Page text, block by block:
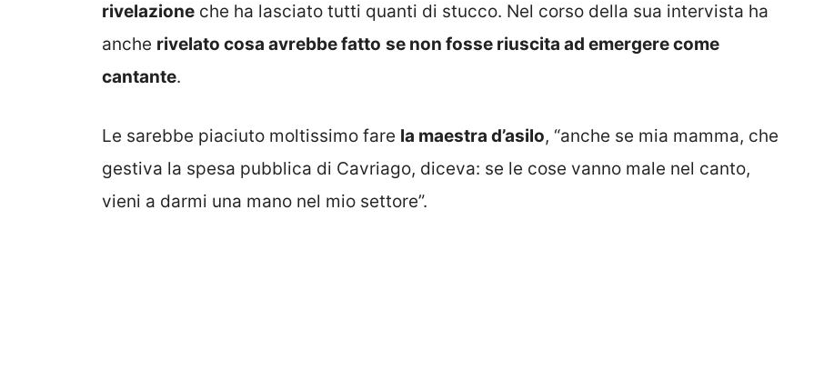
rivelazione che ha lasciato tutti quanti di stucco. Nel corso della sua intervista ha
anche rivelato cosa avrebbe fatto se non fosse riuscita ad emergere come
cantante.
Le sarebbe piaciuto moltissimo fare la maestra d’asilo, “anche se mia mamma, che
gestiva la spesa pubblica di Cavriago, diceva: se le cose vanno male nel canto,
vieni a darmi una mano nel mio settore”.